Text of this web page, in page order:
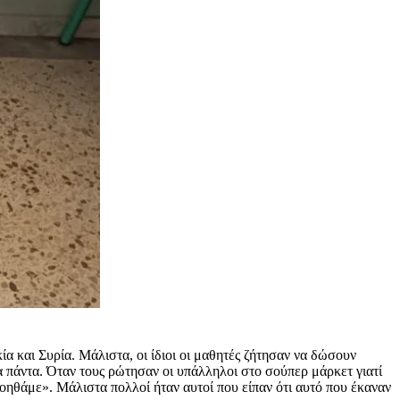
Συρία. Μάλιστα, οι ίδιοι οι μαθητές ζήτησαν να δώσουν
Όταν τους ρώτησαν οι υπάλληλοι στο σούπερ μάρκετ γιατί
Μάλιστα πολλοί ήταν αυτοί που είπαν ότι αυτό που έκαναν